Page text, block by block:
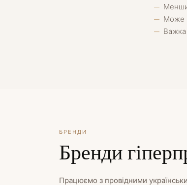
Може
БРЕНДИ
Бренди
Працюємо з провідними